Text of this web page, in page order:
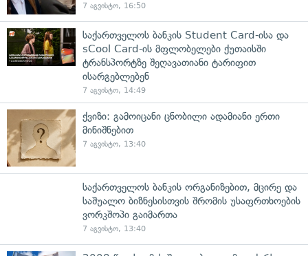
7 აგვისტო, 16:50
საქართველოს ბანკის Student Card-ისა და
sCool Card-ის მფლობელები ქუთაისში
ტრანსპორტზე შეღავათიანი ტარიფით
ისარგებლებენ
7 აგვისტო, 14:49
ქვიზი: გამოიცანი ცნობილი ადამიანი ერთი
მინიშნებით
7 აგვისტო, 13:40
საქართველოს ბანკის ორგანიზებით, მცირე და
საშუალო ბიზნესისთვის შრომის უსაფრთხოების
ვორკშოპი გაიმართა
7 აგვისტო, 13:40